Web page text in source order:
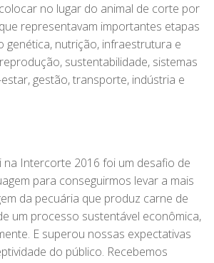
no lugar do animal de corte por
representavam importantes etapas
genética, nutrição, infraestrutura e
sustentabilidade, sistemas
gestão, transporte, indústria e
na Intercorte 2016 foi um desafio de
para conseguirmos levar a mais
da pecuária que produz carne de
um processo sustentável econômica,
E superou nossas expectativas
do público. Recebemos